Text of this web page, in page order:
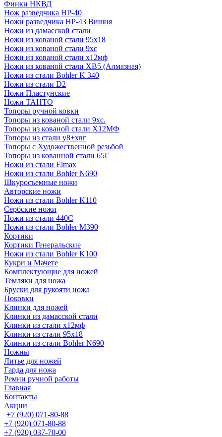
Финки НКВД
Нож разведчика НР-40
Ножи разведчика НР-43 Вишня
Ножи из дамасской стали
Ножи из кованой стали 95х18
Ножи из кованой стали 9хс
Ножи из кованой стали х12мф
Ножи из кованой стали ХВ5 (Алмазная)
Ножи из стали Bohler K 340
Ножи из стали D2
Ножи Пластунские
Ножи ТАНТО
Топоры ручной ковки
Топоры из кованой стали 9хс.
Топоры из кованой стали Х12МФ
Топоры из стали у8+хвг
Топоры с Художественной резьбой
Топоры из кованной стали 65Г
Ножи из стали Elmax
Ножи из стали Bohler N690
Шкуросъемные ножи
Авторские ножи
Ножи из стали Bohler K110
Сербские ножи
Ножи из стали 440С
Ножи из стали Bohler M390
Кортики
Кортики Генеральские
Ножи из стали Bohler K100
Кукри и Мачете
Комплектующие для ножей
Темляки для ножа
Бруски для рукояти ножа
Поковки
Клинки для ножей
Клинки из дамасской стали
Клинки из стали х12мф
Клинки из стали 95х18
Клинки из стали Bohler N690
Ножны
Литье для ножей
Гарда для ножа
Ремни ручной работы
Главная
Контакты
Акции
+7 (920) 071-80-88
+7 (920) 071-80-88
+7 (920) 037-70-00